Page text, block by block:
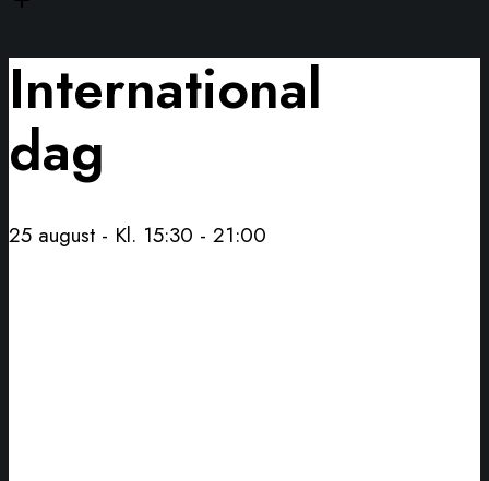
International
dag
25 august - Kl. 15:30 - 21:00